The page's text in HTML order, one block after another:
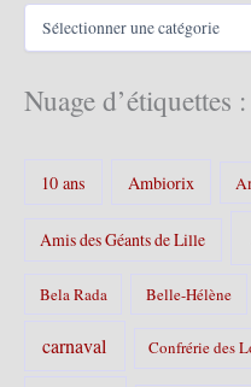
s
C
é
g
Nuage d’étiquettes :
10 ans Ambiorix
Amis des Géants de Lille
Bela Rada Belle-Hélène
carnaval Confrérie des